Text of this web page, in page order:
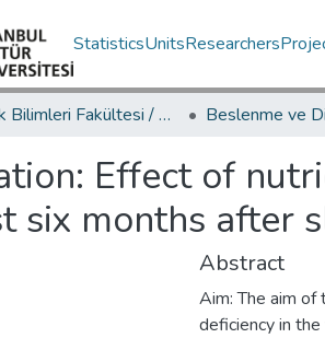
StatisticsUnitsResearchers
Sağlık Bilimleri Fakültesi / Faculty of Health Sciences
Effect of
six months after
Abstract
Aim: The aim
deficiency in